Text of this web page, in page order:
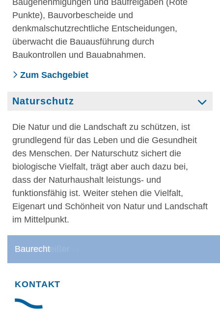
Baurecht
Bienen-Ragwurz
Warzenbeißer
Baurecht
Punkte), Bauvorbescheide und
denkmalschutzrechtliche Entscheidungen,
überwacht die Bauausführung durch
Baukontrollen und Bauabnahmen.
Zum Sachgebiet
Naturschutz
Die Natur und die Landschaft zu schützen, ist
grundlegend für das Leben und die Gesundheit
des Menschen. Der Naturschutz sichert die
biologische Vielfalt, trägt aber auch dazu bei,
dass der Naturhaushalt leistungs- und
funktionsfähig ist. Weiter stehen die Vielfalt,
Eigenart und Schönheit von Natur und Landschaft
im Mittelpunkt.
KONTAKT